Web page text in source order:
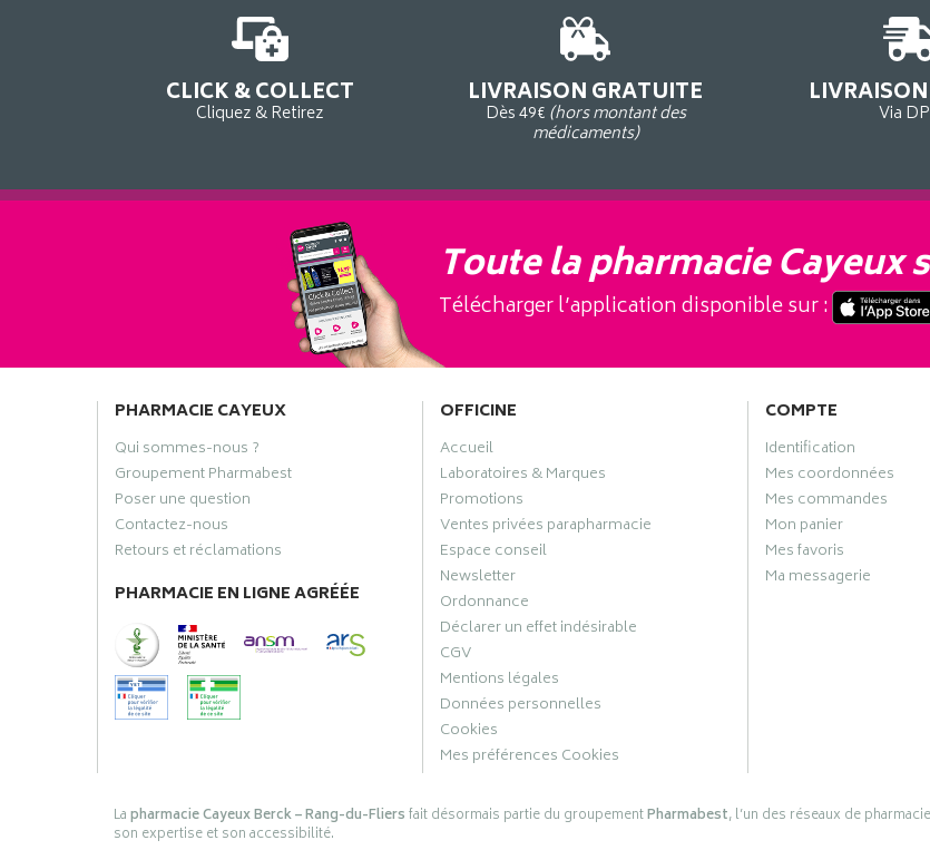
CLICK & COLLECT
Cliquez & Retirez
LIVRAISON GRATUITE
Dès 49€ (hors montant des
médicaments)
Via
Toute la pharmacie Cayeux
Télécharger l’application disponible sur :
PHARMACIE CAYEUX
Qui sommes-nous ?
Groupement Pharmabest
Poser une question
Contactez-nous
Retours et réclamations
PHARMACIE EN LIGNE AGRÉÉE
OFFICINE
Accueil
Laboratoires & Marques
Promotions
Ventes privées parapharmacie
Espace conseil
Newsletter
Ordonnance
Déclarer un effet indésirable
CGV
Mentions légales
Données personnelles
Cookies
Mes préférences Cookies
COMPTE
Identification
Mes coordonnées
Mes commandes
Mon panier
Mes favoris
Ma messagerie
Lapharmacie Cayeux Berck – Rang-du-Fliersfait désormais partie du groupementPharmabest, l’un des réseaux de
son expertise et son accessibilité.